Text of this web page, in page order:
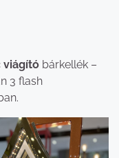
viágító bárkellék –
3 flash